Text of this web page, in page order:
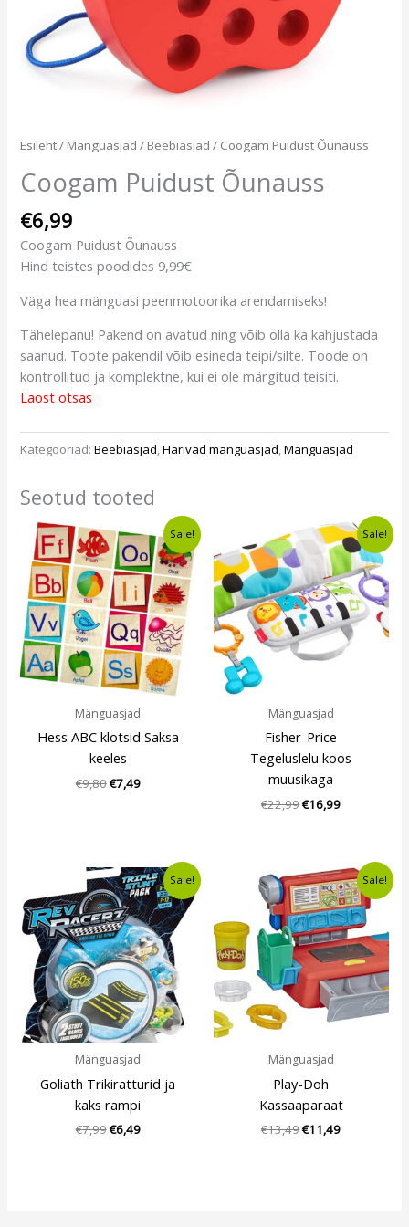
Esileht/ Mänguasjad / Beebiasjad / Coogam Puidust Õunauss
Coogam Puidust Õunauss
€6,99
Coogam Puidust Õunauss
Hind teistes poodides 9,99€
Väga hea mänguasi peenmotoorika arendamiseks!
Tähelepanu! Pakend on avatud ning võib olla ka kahjustada
saanud. Toote pakendil võib esineda teipi/silte. Toode on
kontrollitud ja komplektne, kui ei ole märgitud teisiti.
Laost otsas
Kategooriad:Beebiasjad ,Harivad mänguasjad ,Mänguasjad
Seotud tooted
Sale!
Mänguasjad
Hess ABC klotsid Saksa
keeles
€9,80
Algne
hind
oli:
€9,80.
€7,49
Current
price
is:
€7,49.
Sale!
Mänguasjad
Fisher-Price
Tegeluslelu koos
muusikaga
€22,99
Algne
hind
oli:
€22,99.
€16,99
Current
price
is:
€16,99.
Sale!
Mänguasjad
Goliath Trikiratturid ja
kaks rampi
€7,99
Algne
hind
oli:
€7,99.
€6,49
Current
price
is:
€6,49.
Sale!
Mänguasjad
Play-Doh
Kassaaparaat
€13,49
Algne
hind
oli:
€13,49.
€11,49
Current
price
is:
€11,49.